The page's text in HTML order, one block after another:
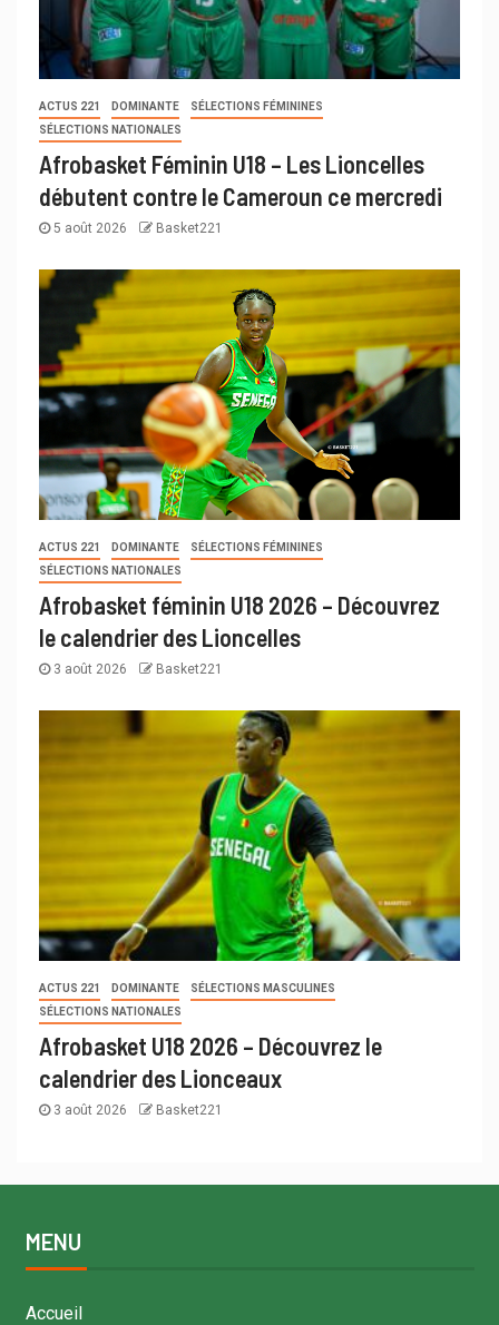
ACTUS 221 DOMINANTE
SÉLECTIONS FÉMININES
SÉLECTIONS NATIONALES
Afrobasket Féminin U18 – Les Lioncelles
débutent contre le Cameroun ce mercredi
5 août 2026 Basket221
ACTUS 221 DOMINANTE
SÉLECTIONS FÉMININES
SÉLECTIONS NATIONALES
Afrobasket féminin U18 2026 – Découvrez
le calendrier des Lioncelles
3 août 2026 Basket221
ACTUS 221 DOMINANTE
SÉLECTIONS MASCULINES
SÉLECTIONS NATIONALES
Afrobasket U18 2026 – Découvrez le
calendrier des Lionceaux
3 août 2026 Basket221
MENU
Accueil